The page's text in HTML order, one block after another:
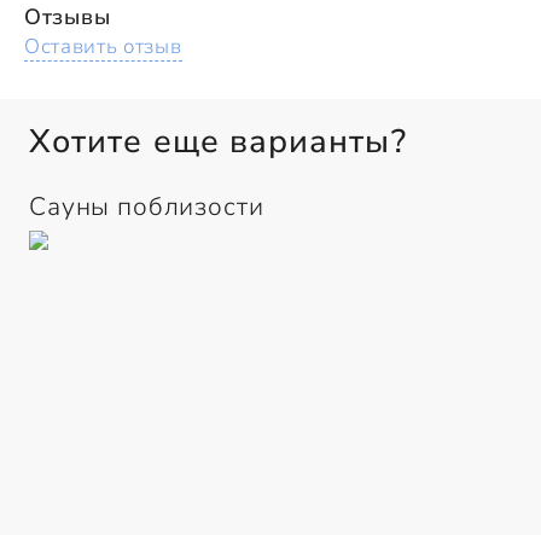
Отзывы
Оставить отзыв
Хотите еще варианты?
Сауны поблизости